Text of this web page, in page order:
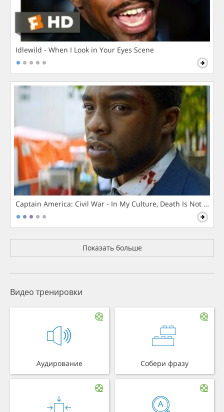
Idlewild - When I Look in Your Eyes Scene
Captain America: Civil War - In My Culture, Death Is Not The
Показать больше
Видео тренировки
Аудирование Собери фразу